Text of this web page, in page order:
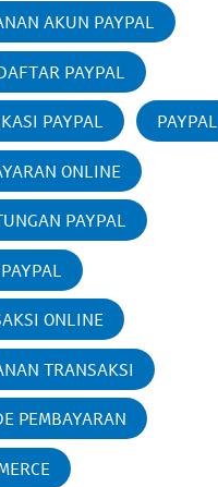
AKUN PAYPAL
PAYPAL
PAYPAL PAYPAL
ONLINE
PAYPAL
ONLINE
TRANSAKSI
PEMBAYARAN